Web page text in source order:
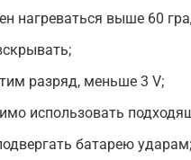
нагреваться выше 60
разряд, меньше 3 V;
использовать
батарею ударам;